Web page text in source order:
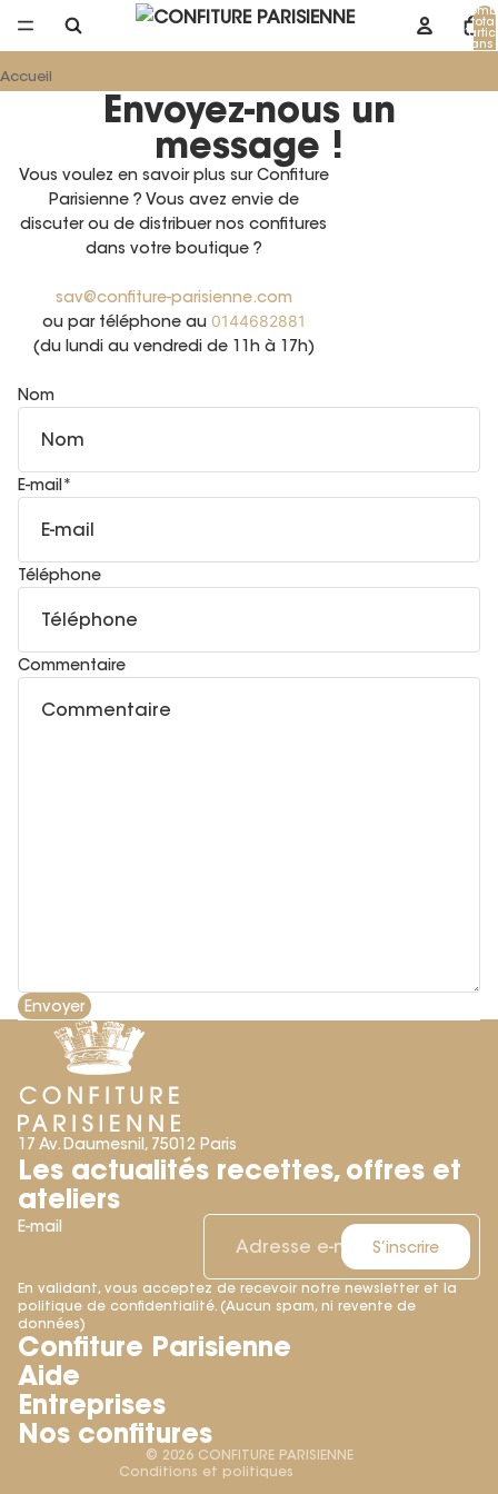
total
dans
Accueil
Envoyez-nous un
message !
Vous voulez en savoir plus sur Confiture
Parisienne ? Vous avez envie de
discuter ou de distribuer nos confitures
dans votre boutique ?
sav@confiture-parisienne.com
ou par téléphone au 0144682881
(du lundi au vendredi de 11h à 17h)
Nom
E-mail*
Téléphone
Commentaire
Envoyer
17 Av. Daumesnil, 75012 Paris
Les actualités recettes, offres et
ateliers
E-mail
S’inscrire
En validant, vous acceptez de recevoir notre newsletter et la
politique de confidentialité. (Aucun spam, ni revente de
données)
Confiture Parisienne
Aide
Entreprises
Nos confitures
© 2026 CONFITURE PARISIENNE
Conditions et politiques
Politique de remboursement
Politique de confidentialité
Conditions d’utilisation
Conditions générales de vente
Mentions légales